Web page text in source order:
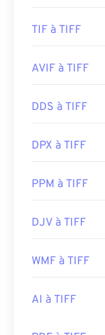
TIF à TIFF
AVIF à TIFF
DDS à TIFF
DPX à TIFF
PPM à TIFF
DJV à TIFF
WMF à TIFF
AI à TIFF